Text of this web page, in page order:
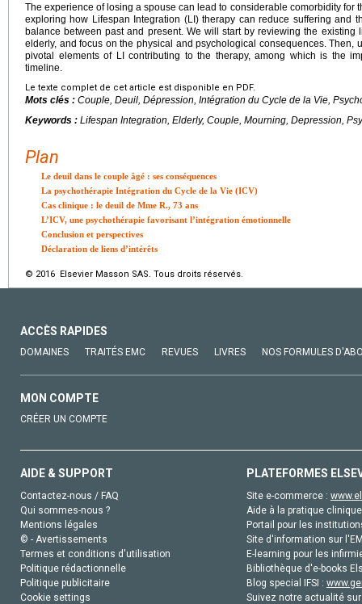
The experience of losing a spouse can lead to considerable comorbidity for
exploring how Lifespan Integration (LI) therapy can reduce suffering and
balance between past and present. We will start by reviewing the existing
elderly, and focus on the physical and psychological consequences. Then,
pivotal elements of LI contributing to the therapy, among which is the
timeline.
Le texte complet de cet article est disponible en PDF.
Mots clés : Couple, Deuil, Dépression, Intégration du Cycle de la Vie,
Keywords : Lifespan Integration, Elderly, Couple, Mourning, Depression,
Plan
Le deuil dans le couple âgé : ses conséquences
La psychothérapie Intégration du Cycle de la Vie (ICV)
Cas clinique : le deuil de Mme R., 73 ans
L’ICV, une psychothérapie favorisant l’intégration émotionnelle
Conclusion et perspectives
Déclaration de liens d’intérêts
© 2016 Elsevier Masson SAS. Tous droits réservés.
ACCÈS RAPIDES
DOMAINES TRAITÉS EMC REVUES LIVRES NOS FORMULES
MON COMPTE
CRÉER UN COMPTE
AIDE & SUPPORT
Contactez-nous / FAQ
Qui sommes-nous ?
Mentions légales
© - Avertissements
Termes et conditions d'utilisation
Politique rédactionnelle
Politique publicitaire
Cookie settings
PLATEFORMES
Site e-commerce :
Aide à la pratique
Portail pour les
Site d'information sur
E-learning pour les
Bibliothèque d'e-books
Blog special IFSI :
Suivez notre actualité